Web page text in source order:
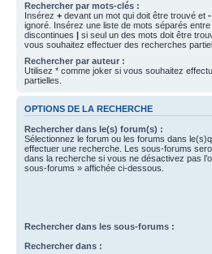
Rechercher par mots-clés :
Insérez + devant un mot qui doit être trouvé et -
ignoré. Insérez une liste de mots séparés
discontinues | si seul un des mots doit être
vous souhaitez effectuer des recherches
Rechercher par auteur :
Utilisez * comme joker si vous souhaitez
partielles.
OPTIONS DE LA RECHERCHE
Rechercher dans le(s) forum(s) :
Sélectionnez le forum ou les forums dans
effectuer une recherche. Les sous-forums
dans la recherche si vous ne désactivez pas
sous-forums » affichée ci-dessous.
Rechercher dans les sous-forums :
Rechercher dans :